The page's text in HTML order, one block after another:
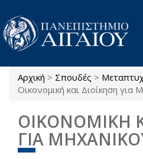
Παράκαμψη προς το κυρίως
Είστε εδώ
Αρχική > Σπουδές >
Οικονομική και Διοίκηση για
ΟΙΚΟΝΟΜΙΚΗ
ΓΙΑ